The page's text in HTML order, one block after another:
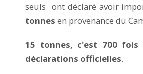
seuls ont déclaré avoir
tonnes en provenance du
15 tonnes, c'est 700 fois
déclarations officielles.